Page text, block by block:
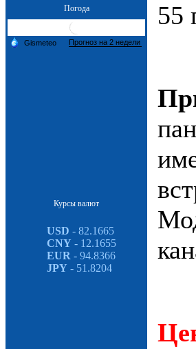
Погода
Курсы валют
USD - 82.1665
CNY - 12.1655
EUR - 94.8366
JPY - 51.8204
55